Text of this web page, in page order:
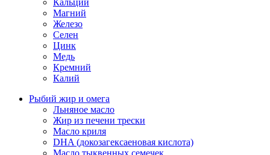
Кальций
Магний
Железо
Селен
Цинк
Медь
Кремний
Калий
Рыбий жир и омега
Льняное масло
Жир из печени трески
Масло криля
DHA (докозагексаеновая кислота)